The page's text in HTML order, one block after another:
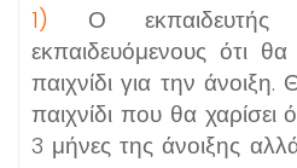
1) Ο εκπαιδευτής
εκπαιδευόμενους ότι
παιχνίδι για την άνοιξη.
παιχνίδι που θα χαρίσει
3 μήνες της άνοιξης